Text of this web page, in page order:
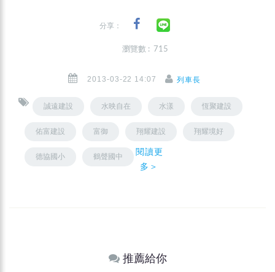
分享：
瀏覽數 : 715
2013-03-22 14:07 列車長
誠遠建設 水映自在 水漾 恆聚建設
佑富建設 富御 翔耀建設 翔耀境好
德協國小 鶴聲國中
閱讀更
多＞
推薦給你